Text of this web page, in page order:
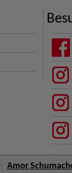
Amor